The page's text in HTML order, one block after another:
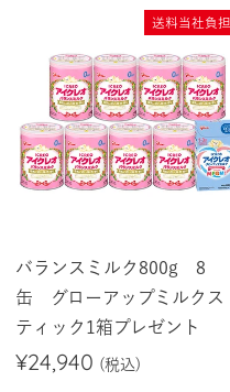
格
送料当社負担
バランスミルク800g 8
缶 グローアップミルクス
ティック1箱プレゼント
¥24,940